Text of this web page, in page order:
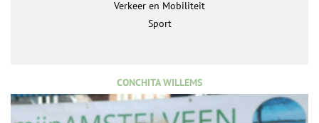
Verkeer en Mobiliteit
Sport
CONCHITA WILLEMS